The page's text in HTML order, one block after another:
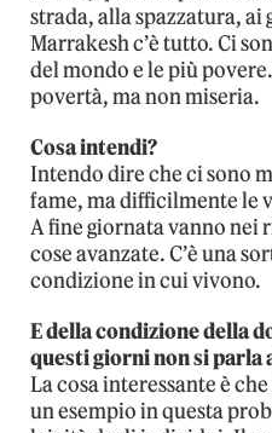
strada, alla spazzatura, ai
Marrakesh c’è tutto. Ci
del mondo e le più povere.
povertà, ma non miseria.
Cosa intendi?
Intendo dire che ci sono
fame, ma difficilmente le
A fine giornata vanno nei
cose avanzate. C’è una
condizione in cui vivono.
E della condizione della
questi giorni non si
La cosa interessante è
un esempio in questa